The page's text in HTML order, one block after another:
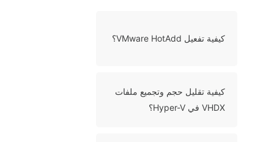
كيفية تفعيل VMware HotAdd؟
كيفية تقليل حجم وتجميع ملفات
VHDX في Hyper-V؟